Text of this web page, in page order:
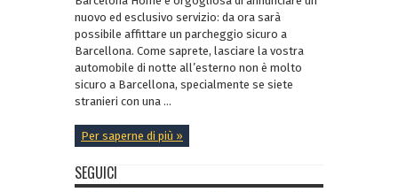
nuovo ed esclusivo servizio: da ora sarà
possibile affittare un parcheggio sicuro a
Barcellona. Come saprete, lasciare la vostra
automobile di notte all’esterno non è molto
sicuro a Barcellona, specialmente se siete
stranieri con una ...
Per saperne di più »
SEGUICI